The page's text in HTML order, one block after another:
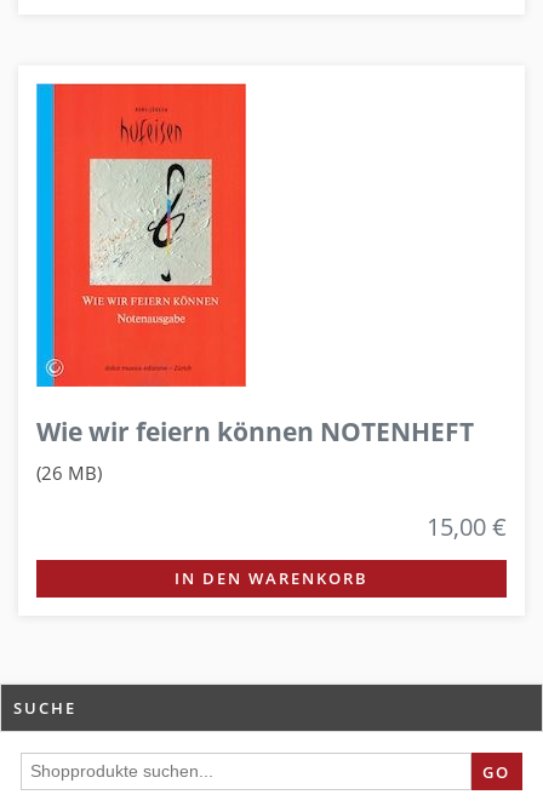
Wie wir feiern können NOTENHEFT
(26 MB)
15,00 €
IN DEN WARENKORB
SUCHE
GO